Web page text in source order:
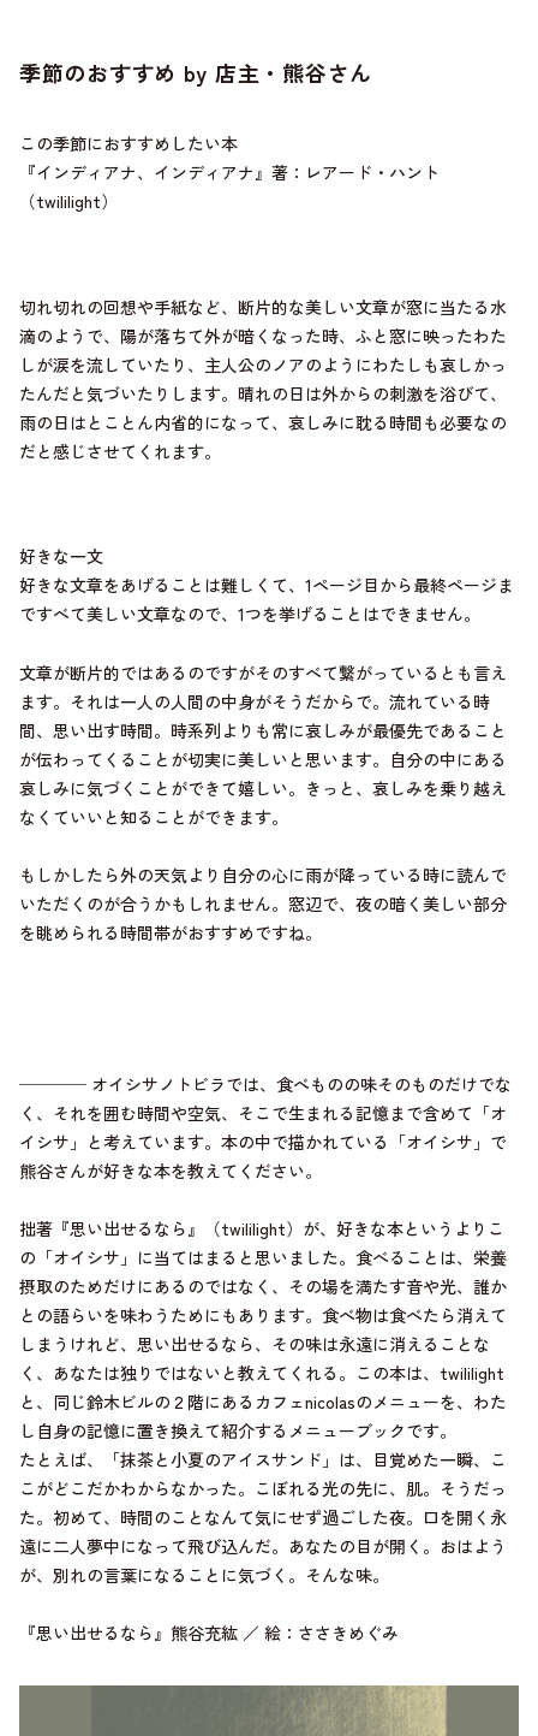
季節のおすすめ by 店主・熊谷さん
この季節におすすめしたい本
『インディアナ、インディアナ』著：レアード・ハント
（twililight）
切れ切れの回想や手紙など、断片的な美しい文章が窓に当たる水
滴のようで、陽が落ちて外が暗くなった時、ふと窓に映ったわた
しが涙を流していたり、主人公のノアのようにわたしも哀しかっ
たんだと気づいたりします。晴れの日は外からの刺激を浴びて、
雨の日はとことん内省的になって、哀しみに耽る時間も必要なの
だと感じさせてくれます。
好きな一文
好きな文章をあげることは難しくて、1ページ目から最終ページま
ですべて美しい文章なので、1つを挙げることはできません。
文章が断片的ではあるのですがそのすべて繋がっているとも言え
ます。それは一人の人間の中身がそうだからで。流れている時
間、思い出す時間。時系列よりも常に哀しみが最優先であること
が伝わってくることが切実に美しいと思います。自分の中にある
哀しみに気づくことができて嬉しい。きっと、哀しみを乗り越え
なくていいと知ることができます。
もしかしたら外の天気より自分の心に雨が降っている時に読んで
いただくのが合うかもしれません。窓辺で、夜の暗く美しい部分
を眺められる時間帯がおすすめですね。
──── オイシサノトビラでは、食べものの味そのものだけでな
く、それを囲む時間や空気、そこで生まれる記憶まで含めて「オ
イシサ」と考えています。本の中で描かれている「オイシサ」で
熊谷さんが好きな本を教えてください。
拙著『思い出せるなら』（twililight）が、好きな本というよりこ
の「オイシサ」に当てはまると思いました。食べることは、栄養
摂取のためだけにあるのではなく、その場を満たす音や光、誰か
との語らいを味わうためにもあります。食べ物は食べたら消えて
しまうけれど、思い出せるなら、その味は永遠に消えることな
く、あなたは独りではないと教えてくれる。この本は、twililight
と、同じ鈴木ビルの２階にあるカフェnicolasのメニューを、わた
し自身の記憶に置き換えて紹介するメニューブックです。
たとえば、「抹茶と小夏のアイスサンド」は、目覚めた一瞬、こ
こがどこだかわからなかった。こぼれる光の先に、肌。そうだっ
た。初めて、時間のことなんて気にせず過ごした夜。口を開く永
遠に二人夢中になって飛び込んだ。あなたの目が開く。おはよう
が、別れの言葉になることに気づく。そんな味。
『思い出せるなら』熊谷充紘 ／ 絵：ささきめぐみ